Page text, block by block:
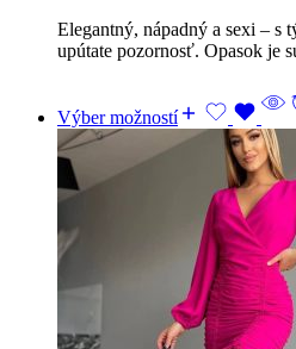
Elegantný, nápadný a sexi – s
upútate pozornosť. Opasok je
Výber možností